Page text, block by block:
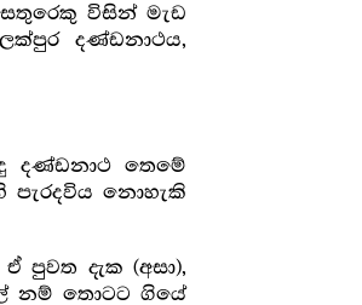
විසින් මැඩ
දණ්ඩනාථය,
දණ්ඩනාථ තෙමේ
නොහැකි
පුවත දැක (අසා),
නම් තොටට ගියේ